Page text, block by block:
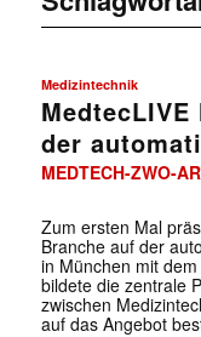
Medizintechnik
der
MEDTECH-ZWO-
Zum ersten Mal
Branche auf der
in München mit
bildete die zentrale
zwischen
auf das Angebot